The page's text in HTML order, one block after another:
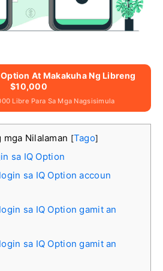
At Makakuha Ng Libreng
$10,000
Libre Para Sa Mga Nagsisimula
mga Nilalaman [Tago]
sa IQ Option
sa IQ Option accoun
sa IQ Option gamit an
sa IQ Option gamit an